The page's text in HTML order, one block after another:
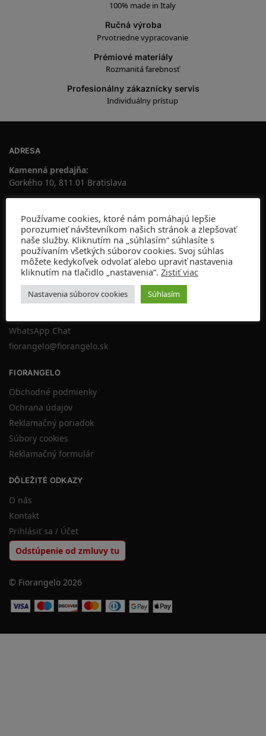
Vyrobené v Taliansku
Ručná výroba
Prémiové materiály
Profesionálny zákaznícky servis
Kamenná predajňa:
OTVÁRACIE HODINY:
PO-PIA 10:00-19:00
SO 10:00-16:00
NE ZATVORENÉ
KONTAKT
Napíšte nám
Tel:+421 903 474 800
WhatsApp Chat
Obchodné podmienky
Ochrana údajov
Reklamačný poriadok
Súbory cookies
O nás
Kontakt
Prihlásiť sa / Účet
Odstúpenie od zmluvy tu
Používame cookies, ktoré nám pomáhajú lepšie
porozumieť návštevníkom našich stránok a zlepšovať
naše služby. Kliknutím na „súhlasím“ súhlasíte s
používaním všetkých súborov cookies. Svoj súhlas
môžete kedykoľvek odvolať alebo upraviť nastavenia
kliknutím na tlačidlo „nastavenia“. Zistiť viac
Nastavenia súborov cookies Súhlasím